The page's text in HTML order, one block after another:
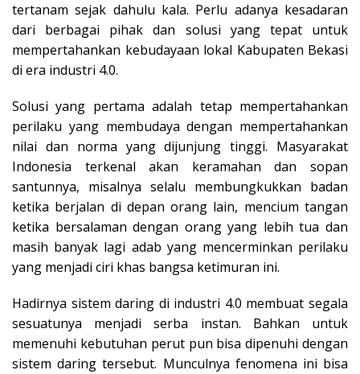
tertanam sejak dahulu kala. Perlu adanya kesadaran
dari berbagai pihak dan solusi yang tepat untuk
mempertahankan kebudayaan lokal Kabupaten Bekasi
di era industri 4.0.
Solusi yang pertama adalah tetap mempertahankan
perilaku yang membudaya dengan mempertahankan
nilai dan norma yang dijunjung tinggi. Masyarakat
Indonesia terkenal akan keramahan dan sopan
santunnya, misalnya selalu membungkukkan badan
ketika berjalan di depan orang lain, mencium tangan
ketika bersalaman dengan orang yang lebih tua dan
masih banyak lagi adab yang mencerminkan perilaku
yang menjadi ciri khas bangsa ketimuran ini.
Hadirnya sistem daring di industri 4.0 membuat segala
sesuatunya menjadi serba instan. Bahkan untuk
memenuhi kebutuhan perut pun bisa dipenuhi dengan
sistem daring tersebut. Munculnya fenomena ini bisa